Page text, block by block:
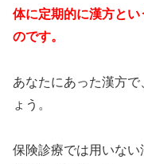
体に定期的に漢方とい
のです。
あなたにあった漢方
ょう。
保険診療では用いな